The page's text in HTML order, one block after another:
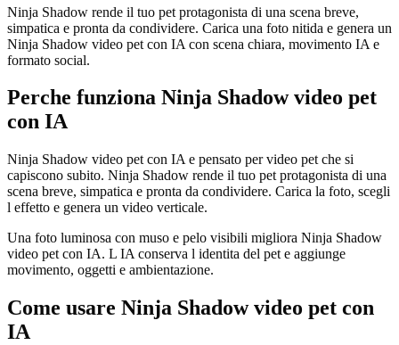
Ninja Shadow rende il tuo pet protagonista di una scena breve,
simpatica e pronta da condividere. Carica una foto nitida e genera un
Ninja Shadow video pet con IA con scena chiara, movimento IA e
formato social.
Perche funziona Ninja Shadow video pet
con IA
Ninja Shadow video pet con IA e pensato per video pet che si
capiscono subito. Ninja Shadow rende il tuo pet protagonista di una
scena breve, simpatica e pronta da condividere. Carica la foto, scegli
l effetto e genera un video verticale.
Una foto luminosa con muso e pelo visibili migliora Ninja Shadow
video pet con IA. L IA conserva l identita del pet e aggiunge
movimento, oggetti e ambientazione.
Come usare Ninja Shadow video pet con
IA